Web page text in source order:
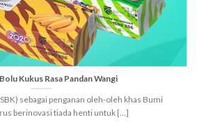
Kukus Rasa Pandan Wangi
sebagai penganan oleh-oleh khas Bumi
berinovasi tiada henti untuk [...]